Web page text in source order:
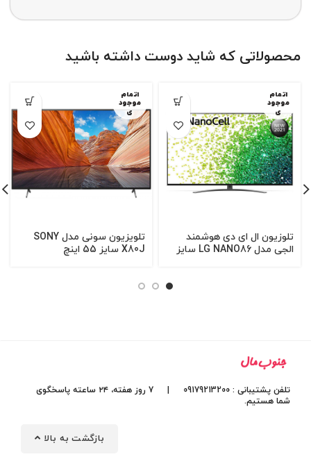
محصولاتی که شاید دوست داشته باشید
اتمام
موجود
ی
تلوزیون ال ای دی هوشمند
الجی مدل LG NANO86 سایز
اتمام
موجود
ی
تلویزیون سونی مدل SONY
X80J سایز 55 اینچ
تلفن پشتیبانی : 09179213200 | 7 روز هفته، ۲۴ ساعته پاسخگوی
شما هستیم.
بازگشت به بالا